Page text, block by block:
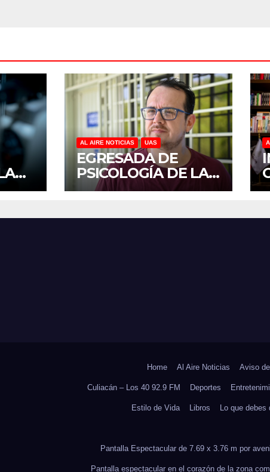
DE
AL AIRE NOTICIAS UAS
EGRESADA DE
PSICOLOGÍA DE LA
UAS INVESTIGA
Y SOBRECARGA EN
Home Al Aire Noticias Aviso
Culiacán – Los 40 92.9 FM Deportes
Estilo de Vida Libros Lo que
Pantalla Espectacular de 7.69 x 3.76 m por
Pantalla espectacular en el corazón de la zona